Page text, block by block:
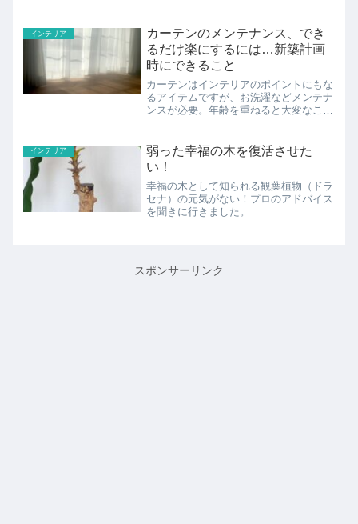
インテリア
カーテンのメンテナンス、でき
るだけ楽にするには…新築計画
時にできること
カーテンはインテリアのポイントにもな
るアイテムですが、お洗濯などメンテナ
ンスが必要。年齢を重ねると大変なこと
インテリア
弱った幸福の木を復活させた
い！
幸福の木として知られる観葉植物（ドラ
セナ）の元気がない！プロのアドバイス
を聞きに行きました。
スポンサーリンク